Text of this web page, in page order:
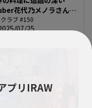
プリIRAW
花代乃メノラさんと
曲の方向性は？＠DTM
ブ #150
クラブ #150
07/25